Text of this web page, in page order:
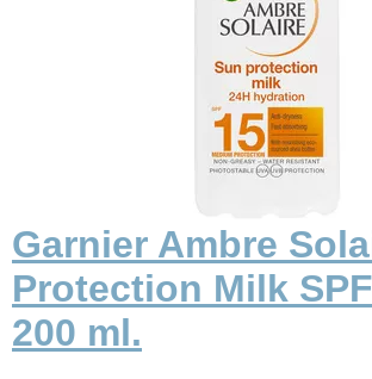
Garnier Ambre
Protection Milk
200 ml.